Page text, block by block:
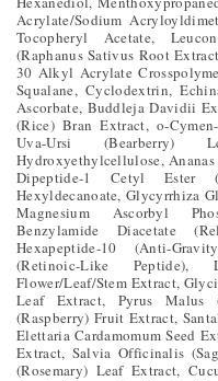
Acrylate/Sodium
Tocopheryl Acetate,
(Raphanus Sativus Root
30 Alkyl Acrylate
Squalane, Cyclodextrin,
Ascorbate, Buddleja Davidii
(Rice) Bran Extract, o-
Uva-Ursi (Bearberry)
Hydroxyethylcellulose,
Dipeptide-1 Cetyl Ester
Hexyldecanoate, Glycyrrhiza
Magnesium Ascorbyl
Benzylamide Diacetate
Hexapeptide-10 (Anti-
(Retinoic-Like Peptide),
Flower/Leaf/Stem Extract,
Leaf Extract, Pyrus Malus
(Raspberry) Fruit Extract,
Elettaria Cardamomum Seed
Extract, Salvia Officinalis
(Rosemary) Leaf Extract,